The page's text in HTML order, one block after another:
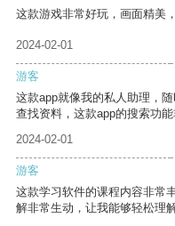
这款游戏非常好玩，画面精美
2024-02-01
游客
这款app就像我的私人助理，
查找资料，这款app的搜索功
2024-02-01
游客
这款学习软件的课程内容非常
解非常生动，让我能够轻松理